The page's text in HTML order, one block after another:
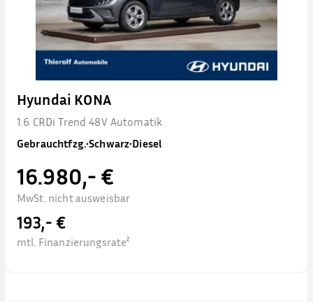
Hyundai KONA
1.6 CRDi Trend 48V Automatik
Gebrauchtfzg.•Schwarz•Diesel
16.980,- €
MwSt. nicht ausweisbar
193,- €
mtl. Finanzierungsrate²